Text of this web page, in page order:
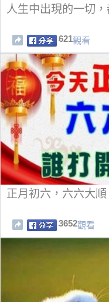
人生中出現的一切
621觀看
正月初六，六六大
3652觀看